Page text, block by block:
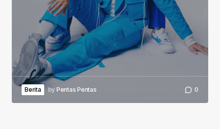
Berita by Pentas Pentas 0